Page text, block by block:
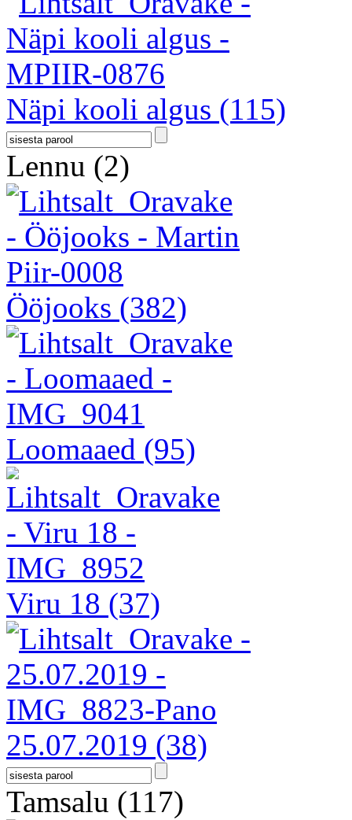
Näpi kooli algus (115)
Lennu (2)
Ööjooks (382)
Loomaaed (95)
Viru 18 (37)
25.07.2019 (38)
Tamsalu (117)